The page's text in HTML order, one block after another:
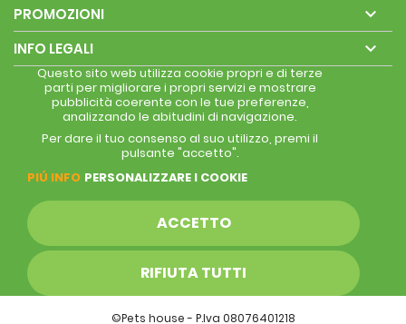
PROMOZIONI 
INFO LEGALI 
Questo sito web utilizza cookie propri e di terze
parti per migliorare i propri servizi e mostrare
pubblicità coerente con le tue preferenze,
analizzando le abitudini di navigazione.
Per dare il tuo consenso al suo utilizzo, premi il
pulsante "accetto".
PIÚ INFO PERSONALIZZARE I COOKIE
RIFIUTA TUTTI
ACCETTO
©Pets house - P.Iva 08076401218